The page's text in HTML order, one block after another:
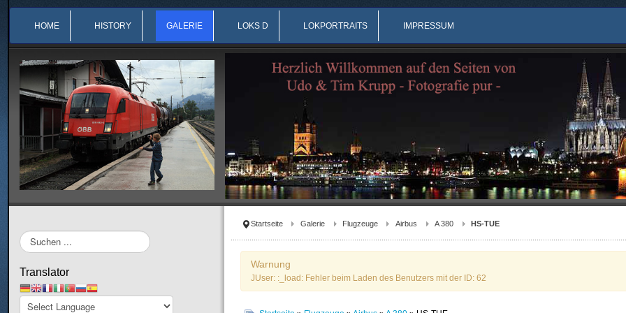
HOME HISTORY GALERIE LOKS D LOKPORTRAITS IMPRESSUM
Startseite Galerie Flugzeuge Airbus A 380 HS-TUE
Warnung
JUser: :_load: Fehler beim Laden des Benutzers mit der ID: 62
Suchen
...
Translator